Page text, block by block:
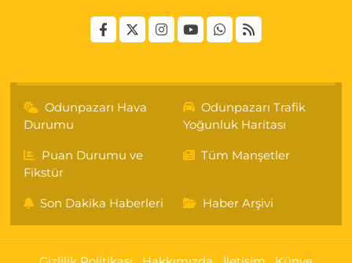
Odunpazarı Hava
Durumu
Odunpazarı Trafik
Yoğunluk Haritası
Puan Durumu ve
Fikstür
Tüm Manşetler
Son Dakika Haberleri Haber Arşivi